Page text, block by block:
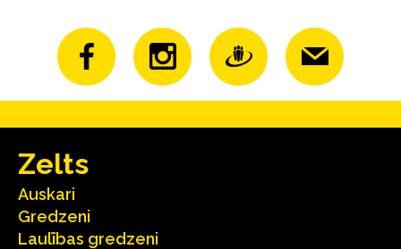
Zelts
Auskari
Gredzeni
Laulības gredzeni